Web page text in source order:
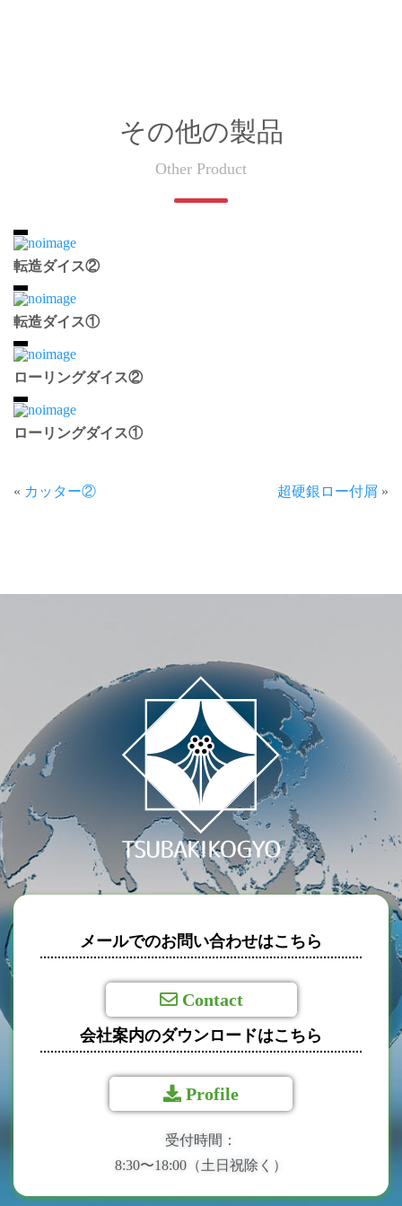
その他の製品
Other Product
転造ダイス②
転造ダイス①
ローリングダイス②
ローリングダイス①
« カッター② 超硬銀ロー付屑 »
メールでのお問い合わせはこちら
Contact
会社案内のダウンロードはこちら
Profile
受付時間：
8:30〜18:00（土日祝除く）